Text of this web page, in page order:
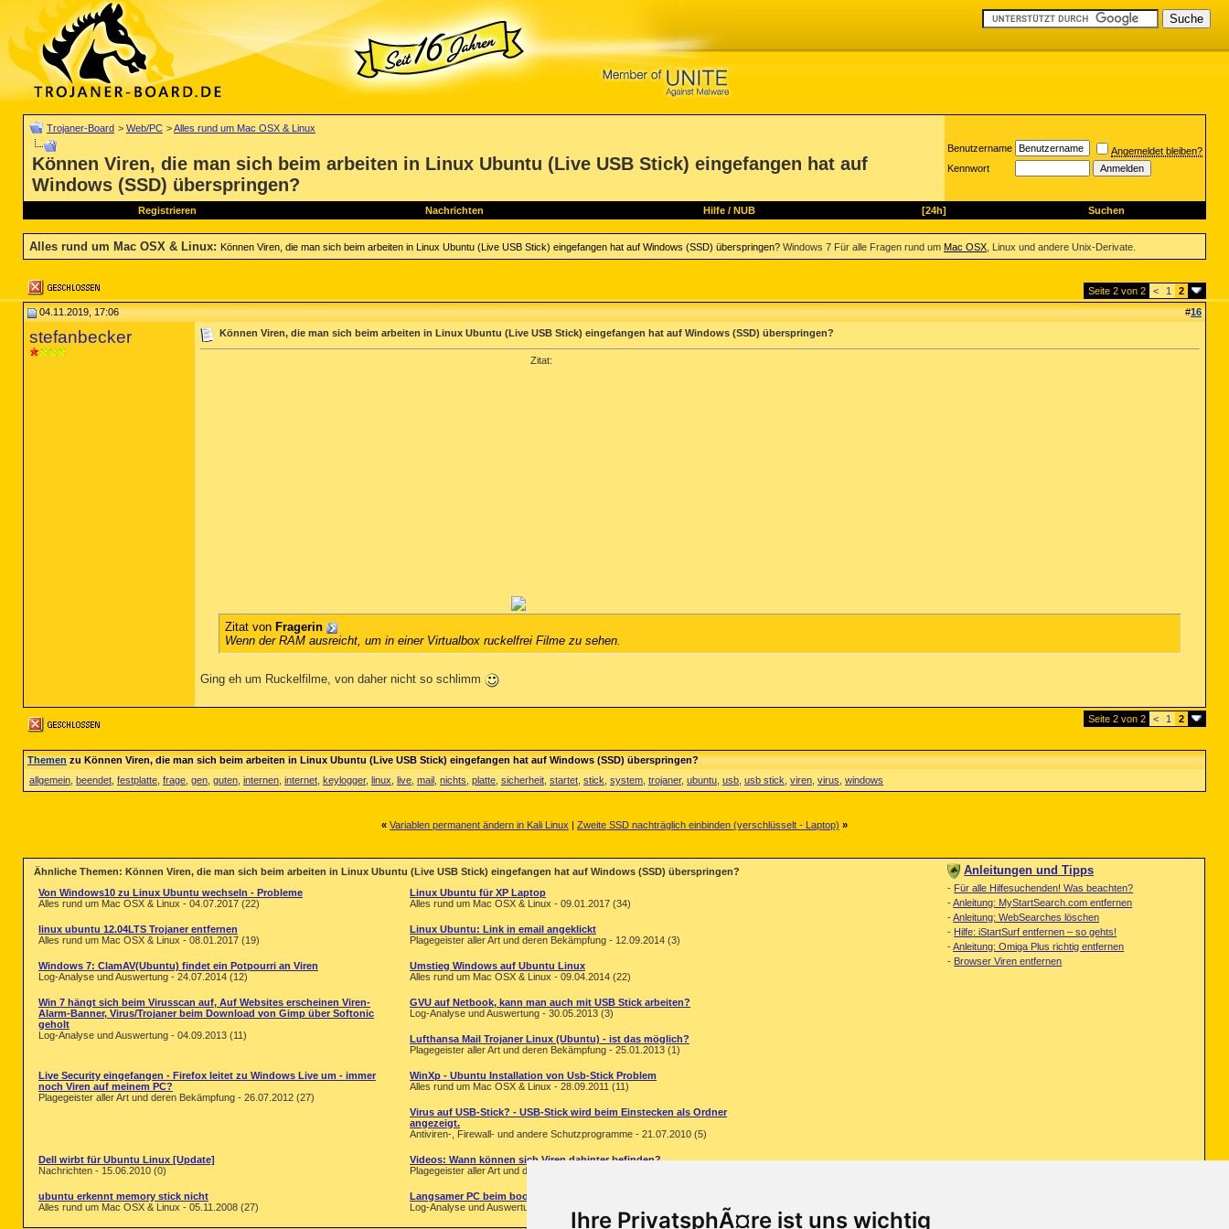
Ihre PrivatsphÃ¤re ist uns wichtig
Trojaner-Board > Web/PC >Alles rund um Mac OSX & Linux
Können Viren, die man sich beim arbeiten in Linux Ubuntu (Live USB Stick) eingefangen hat auf
Windows (SSD) überspringen?
Benutzername
Angemeldet bleiben?
Kennwort
Registrieren Nachrichten Hilfe/ NUB [24h] Suchen
Alles rund um Mac OSX & Linux: Können Viren, die man sich beim arbeiten in Linux Ubuntu (Live USB Stick) eingefangen hat auf Windows (SSD) überspringen? Windows 7 Für alle Fragen rund um Mac OSX , Linux und andere Unix-Derivate.
Seite 2 von 2 < 1
2
04.11.2019, 17:06
#16
stefanbecker Können Viren, die man sich beim arbeiten in Linux Ubuntu (Live USB Stick) eingefangen hat auf Windows (SSD) überspringen?
Zitat:
Zitat von Fragerin
Wenn der RAM ausreicht, um in einer Virtualbox ruckelfrei Filme zu sehen.
Ging eh um Ruckelfilme, von daher nicht so schlimm
Seite 2 von 2 < 1 2
Themenzu Können Viren, die man sich beim arbeiten in Linux Ubuntu (Live USB Stick) eingefangen hat auf Windows (SSD) überspringen?
allgemein beendet festplatte frage gen guten internen internet keylogger, linux live mail nichts platte sicherheit startet stick system trojaner, ubuntu usb usb stick viren virus windows
« Variablen permanent ändern in Kali Linux | Zweite SSD nachträglich einbinden (verschlüsselt - Laptop) »
Ähnliche Themen: Können Viren, die man sich beim arbeiten in Linux Ubuntu (Live USB Stick) eingefangen hat auf Windows (SSD) überspringen?
Von Windows10 zu Linux Ubuntu wechseln - Probleme
Alles rund um Mac OSX & Linux - 04.07.2017 (22)
Linux Ubuntu für XP Laptop
Alles rund um Mac OSX & Linux - 09.01.2017 (34)
linux ubuntu 12.04LTS Trojaner entfernen
Alles rund um Mac OSX & Linux - 08.01.2017 (19)
Linux Ubuntu: Link in email angeklickt
Plagegeister aller Art und deren Bekämpfung - 12.09.2014 (3)
Windows 7: ClamAV(Ubuntu) findet ein Potpourri an Viren
Log-Analyse und Auswertung - 24.07.2014 (12)
Umstieg Windows auf Ubuntu Linux
Alles rund um Mac OSX & Linux - 09.04.2014 (22)
Win 7 hängt sich beim Virusscan auf, Auf Websites erscheinen Viren-
Alarm-Banner, Virus/Trojaner beim Download von Gimp über Softonic
geholt
Log-Analyse und Auswertung - 04.09.2013 (11)
GVU auf Netbook, kann man auch mit USB Stick arbeiten?
Log-Analyse und Auswertung - 30.05.2013 (3)
Lufthansa Mail Trojaner Linux (Ubuntu) - ist das möglich?
Plagegeister aller Art und deren Bekämpfung - 25.01.2013 (1)
Live Security eingefangen - Firefox leitet zu Windows Live um - immer
noch Viren auf meinem PC?
Plagegeister aller Art und deren Bekämpfung - 26.07.2012 (27)
WinXp - Ubuntu Installation von Usb-Stick Problem
Alles rund um Mac OSX & Linux - 28.09.2011 (11)
Virus auf USB-Stick? - USB-Stick wird beim Einstecken als Ordner
angezeigt.
Antiviren-, Firewall- und andere Schutzprogramme - 21.07.2010 (5)
Dell wirbt für Ubuntu Linux [Update]
Nachrichten - 15.06.2010 (0)
Videos: Wann können sich Viren dahinter befinden?
Plagegeister aller Art und deren Bekämpfung - 03.02.2009 (0)
ubuntu erkennt memory stick nicht
Alles rund um Mac OSX & Linux - 05.11.2008 (27)
Langsamer PC beim booten und arbeiten mit Windows
Log-Analyse und Auswertung - 22.07.2005 (1)
Anleitungen und Tipps
- Für alle Hilfesuchenden! Was beachten?
-Anleitung: MyStartSearch.com entfernen
-Anleitung: WebSearches löschen
- Hilfe: iStartSurf entfernen – so gehts!
-Anleitung: Omiga Plus richtig entfernen
- Browser Viren entfernen